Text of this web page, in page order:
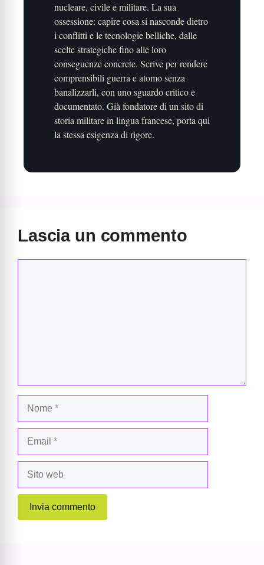
nucleare, civile e militare. La sua
ossessione: capire cosa si nasconde dietro
i conflitti e le tecnologie belliche, dalle
scelte strategiche fino alle loro
conseguenze concrete. Scrive per rendere
comprensibili guerra e atomo senza
banalizzarli, con uno sguardo critico e
documentato. Già fondatore di un sito di
storia militare in lingua francese, porta qui
la stessa esigenza di rigore.
Lascia un commento
web